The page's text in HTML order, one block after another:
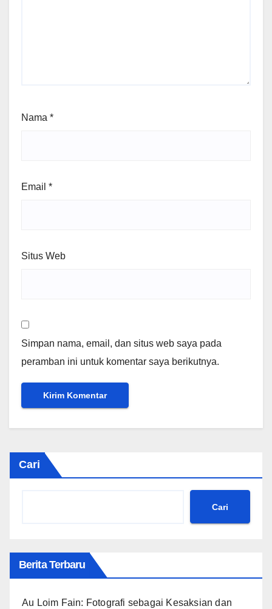
Nama *
Email *
Situs Web
Simpan nama, email, dan situs web saya pada
peramban ini untuk komentar saya berikutnya.
Cari
Cari
Berita Terbaru
Au Loim Fain: Fotografi sebagai Kesaksian dan